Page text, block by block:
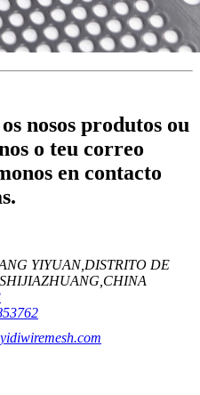
nosos produtos ou
o teu correo
en contacto
YIYUAN,DISTRITO DE